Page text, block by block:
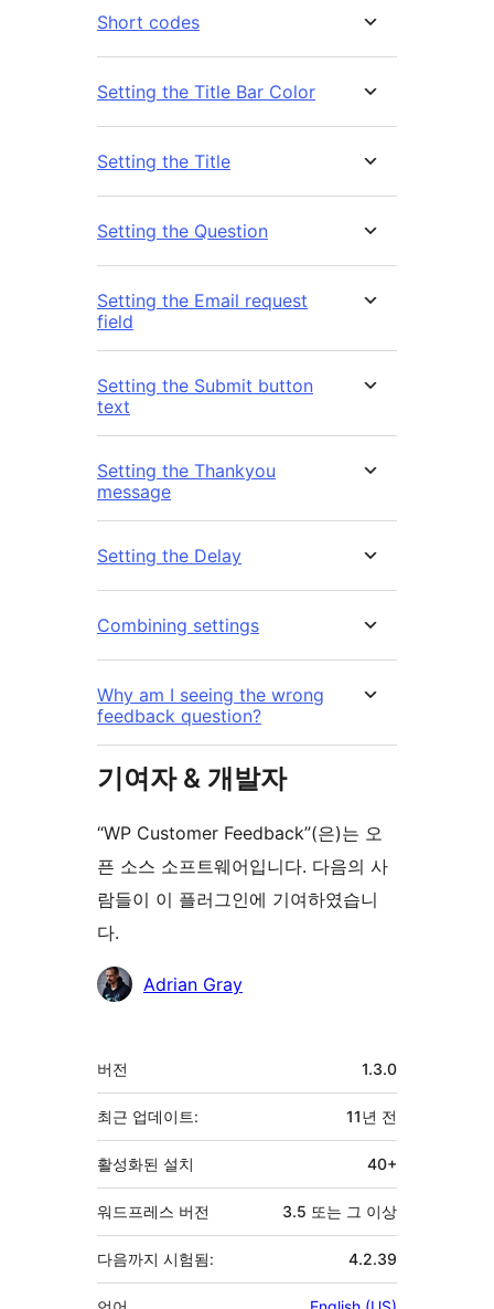
Short codes
Setting the Title Bar Color
Setting the Title
Setting the Question
Setting the Email request
field
Setting the Submit button
text
Setting the Thankyou
message
Setting the Delay
Combining settings
Why am I seeing the wrong
feedback question?
기여자 & 개발자
“WP Customer Feedback”(은)는 오
픈 소스 소프트웨어입니다. 다음의 사
람들이 이 플러그인에 기여하였습니
다.
기
Adrian Gray
기
초
버전 1.3.0
최근 업데이트: 11년 전
활성화된 설치 40+
워드프레스 버전 3.5 또는 그 이상
다음까지 시험됨: 4.2.39